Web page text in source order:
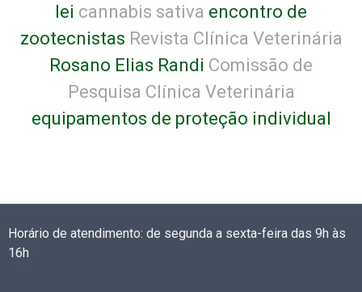
lei cannabis sativa encontro de
zootecnistas Revista Clínica Veterinária
Rosano Elias Randi Comissão de
Pesquisa Clínica Veterinária
equipamentos de proteção individual
Horário de atendimento: de segunda a sexta-feira das 9h às
16h